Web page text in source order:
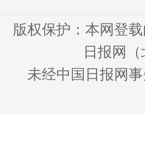
版权保护：本网登
日报网
未经中国日报网